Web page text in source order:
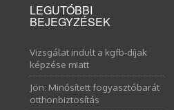
LEGUTÓBBI
BEJEGYZÉSEK
Vizsgálat indult a kgfb-díjak
képzése miatt
Jön: Minősített fogyasztóbarát
otthonbiztosítás